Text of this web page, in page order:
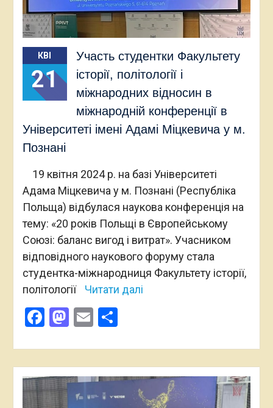
КВІ
21
Участь студентки Факультету
історії, політології і
міжнародних відносин в
міжнародній конференції в
Університеті імені Адамі Міцкевича у м.
Познані
19 квітня 2024 р. на базі Університеті
Адама Міцкевича у м. Познані (Республіка
Польща) відбулася наукова конференція на
тему: «20 років Польщі в Європейському
Союзі: баланс вигод і витрат». Учасником
відповідного наукового форуму стала
студентка-міжнародниця Факультету історії,
політології
Читати далі
Facebook
Mastodon
Email